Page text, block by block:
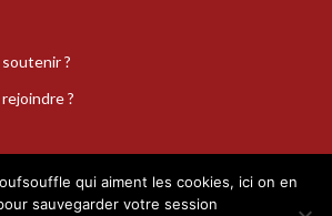
?
?
qui aiment les cookies, ici on en
sauvegarder votre session